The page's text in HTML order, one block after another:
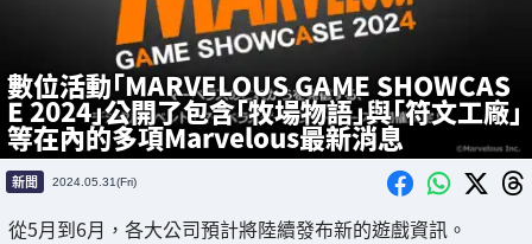
數位活動「MARVELOUS GAME SHOWCAS
E 2024」公開了包含「牧場物語」與「符文工廠」
等在內的多項Marvelous最新消息
新聞 2024.05.31(Fri)
從5月到6月，各大公司預計將陸續發布新的遊戲資訊。